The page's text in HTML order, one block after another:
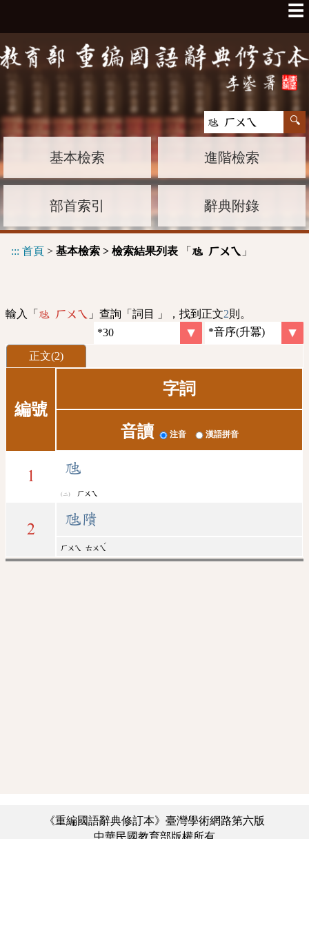
☰
基本檢索 進階檢索
部首索引 辭典附錄
::: 首頁 > 基本檢索 > 檢索結果列表 「 虺 ㄏㄨㄟ 」
輸入「 虺 ㄏㄨㄟ 」查詢「詞目 」，找到正文2則。
正文(2)
編號
字詞
音讀 注音 漢語拼音
1 虺
ㄏㄨㄟ
2
虺隤
ㄏㄨㄟ ㄊㄨㄟ
ˊ
《重編國語辭典修訂本》臺灣學術網路第六版
中華民國教育部版權所有